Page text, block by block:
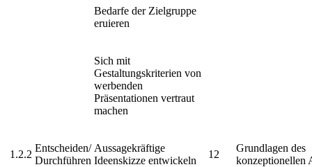
Bedarfe der Zielgruppe
eruieren
Sich mit
Gestaltungskriterien von
werbenden
Präsentationen vertraut
machen
1.2.2
Entscheiden/
Durchführen
Aussagekräftige
Ideenskizze entwickeln
12
Grundlagen des
konzeptionellen